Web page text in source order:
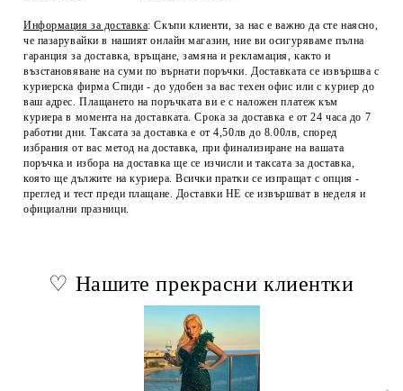
Информация за доставка: Скъпи клиенти, за нас е важно да сте наясно,
че пазарувайки в нашият онлайн магазин, ние ви осигуряваме пълна
гаранция за доставка, връщане, замяна и рекламация, както и
възстановяване на суми по върнати поръчки. Доставката се извършва с
куриерска фирма Спиди - до удобен за вас техен офис или с куриер до
ваш адрес. Плащането на поръчката ви е с наложен платеж към
куриера в момента на доставката. Срока за доставка е от 24 часа до 7
работни дни. Таксата за доставка е от 4,50лв до 8.00лв, според
избрания от вас метод на доставка, при финализиране на вашата
поръчка и избора на доставка ще се изчисли и таксата за доставка,
която ще дължите на куриера. Всички пратки се изпращат с опция -
преглед и тест преди плащане. Доставки НЕ се извършват в неделя и
официални празници.
♡ Нашите прекрасни клиентки